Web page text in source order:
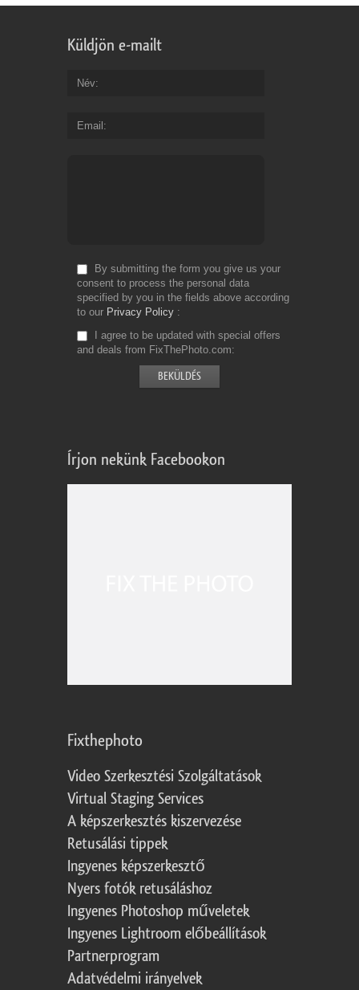
Küldjön e-mailt
Név
Email
By submitting the form you give us your
consent to process the personal data
specified by you in the fields above according
to our Privacy Policy
I agree to be updated with special offers
and deals from FixThePhoto.com
Írjon nekünk Facebookon
Fixthephoto
Video Szerkesztési Szolgáltatások
Virtual Staging Services
A képszerkesztés kiszervezése
Retusálási tippek
Ingyenes képszerkesztő
Nyers fotók retusáláshoz
Ingyenes Photoshop műveletek
Ingyenes Lightroom előbeállítások
Partnerprogram
Adatvédelmi irányelvek